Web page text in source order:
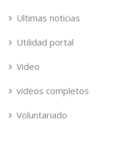
Ultimas noticias
Utilidad portal
Video
videos completos
Voluntariado